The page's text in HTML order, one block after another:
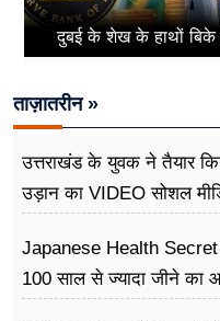
दुबई के शेख के हाथों बिके
ताज़ातरीन »
उत्तराखंड के युवक ने तैयार
उड़ान का VIDEO सोशल
Japanese Health
100 साल से ज्यादा जीने का